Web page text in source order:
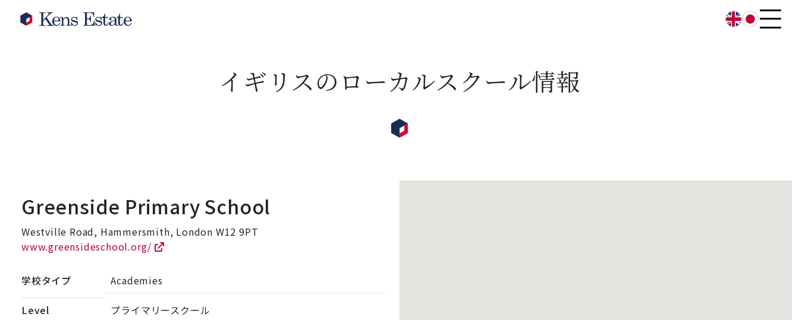
English日本語
イギリスのローカルスクール情報
Greenside Primary School
Westville Road, Hammersmith, London W12 9PT
www.greensideschool.org/
学校タイプ Academies
Level プライマリースクール